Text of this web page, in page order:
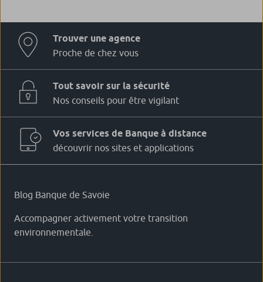
Trouver une agence
Proche de chez vous
Tout savoir sur la sécurité
Nos conseils pour être vigilant
Vos services de Banque à distance
découvrir nos sites et applications
Blog Banque de Savoie
Accompagner activement votre transition
environnementale.